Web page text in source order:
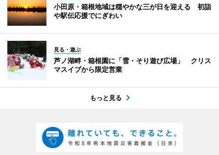
小田原・箱根地域は穏やかな三が日を迎える 初詣
や駅伝応援でにぎわい
見る・遊ぶ
芦ノ湖畔・箱根園に「雪・そり遊び広場」 クリス
マスイブから限定営業
もっと見る